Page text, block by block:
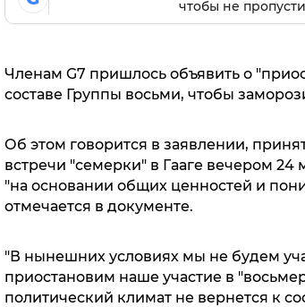
чтобы не
Членам G7 пришлось объявить о
составе Группы восьми, чтобы
Об этом говорится в заявлении,
встречи "семерки" в Гааге вечером
"на основании общих ценностей и
отмечается в документе.
"В нынешних условиях мы не будем
приостановим наше участие в
политический климат не вернется к